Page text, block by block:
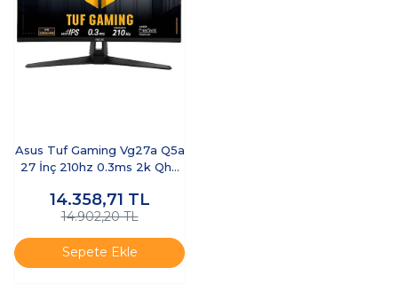
Asus Tuf Gaming Vg27a Q5a
27 İnç 210hz 0.3ms 2k Qhd
14.358,71 TL
14.902,20 TL
Sepete Ekle